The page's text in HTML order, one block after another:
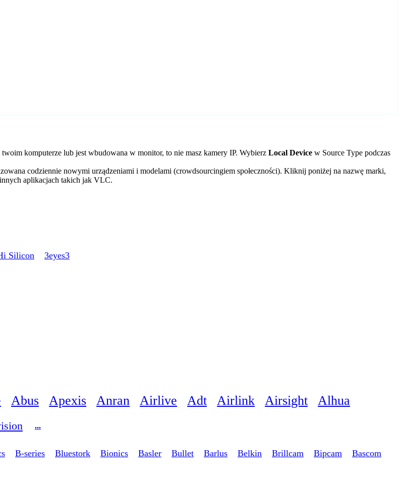
komputerze lub jest wbudowana w monitor, to nie masz kamery IP. Wybierz Local Device w Source Type podczas
codziennie nowymi urządzeniami i modelami (crowdsourcingiem społeczności). Kliknij poniżej na nazwę marki,
aplikacjach takich jak VLC.
Silicon 3eyes3
Abus Apexis Anran Airlive Adt Airlink Airsight
Alhua
...
B-series Bluestork Bionics Basler Bullet Barlus Belkin Brillcam Bipcam Bascom